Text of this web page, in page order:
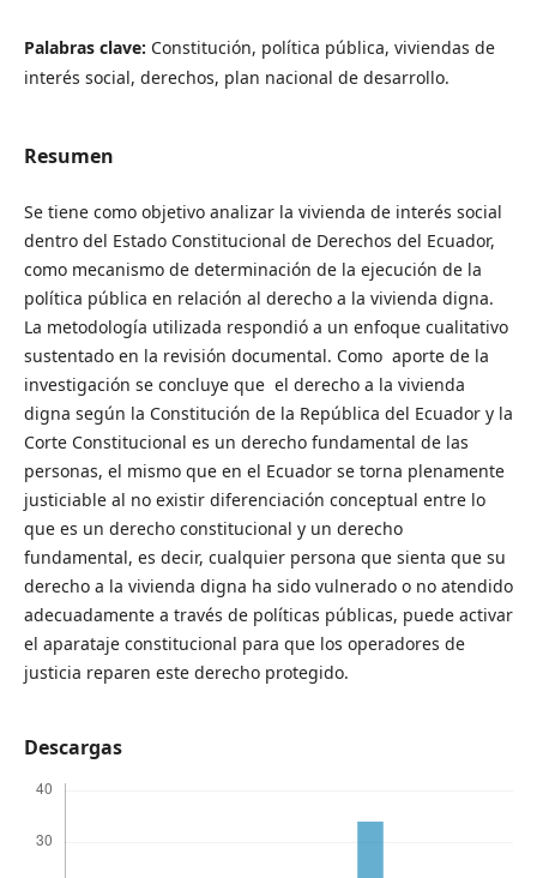
Palabras clave: Constitución, política pública, viviendas de
interés social, derechos, plan nacional de desarrollo.
Resumen
Se tiene como objetivo analizar la vivienda de interés social
dentro del Estado Constitucional de Derechos del Ecuador,
como mecanismo de determinación de la ejecución de la
política pública en relación al derecho a la vivienda digna.
La metodología utilizada respondió a un enfoque cualitativo
sustentado en la revisión documental. Como aporte de la
investigación se concluye que el derecho a la vivienda
digna según la Constitución de la República del Ecuador y la
Corte Constitucional es un derecho fundamental de las
personas, el mismo que en el Ecuador se torna plenamente
justiciable al no existir diferenciación conceptual entre lo
que es un derecho constitucional y un derecho
fundamental, es decir, cualquier persona que sienta que su
derecho a la vivienda digna ha sido vulnerado o no atendido
adecuadamente a través de políticas públicas, puede activar
el aparataje constitucional para que los operadores de
justicia reparen este derecho protegido.
Descargas